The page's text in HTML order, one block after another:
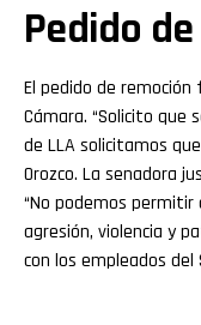
Pedido
El pedido de
Cámara. “Solicito que
de LLA solicitamos
Orozco. La senadora
“No podemos permitir
agresión, violencia y
con los empleados del